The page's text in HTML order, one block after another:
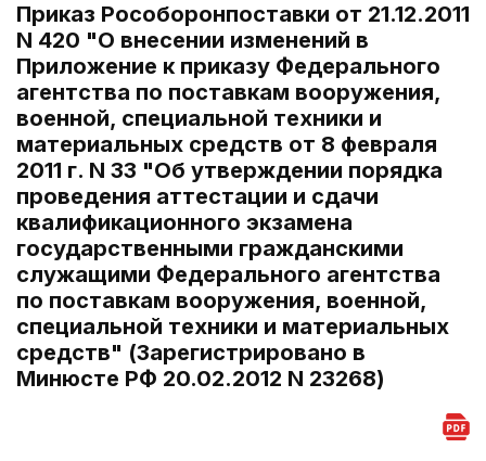
Приказ Рособоронпоставки от 21.12.2011
N 420 "О внесении изменений в
Приложение к приказу Федерального
агентства по поставкам вооружения,
военной, специальной техники и
материальных средств от 8 февраля
2011 г. N 33 "Об утверждении порядка
проведения аттестации и сдачи
квалификационного экзамена
государственными гражданскими
служащими Федерального агентства
по поставкам вооружения, военной,
специальной техники и материальных
средств" (Зарегистрировано в
Минюсте РФ 20.02.2012 N 23268)